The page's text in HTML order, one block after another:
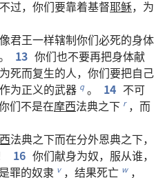
不过， 你们要靠着基督耶稣， 为
像君王一样辖制你们必死的身体
13 你们也不要再把身体献
为死而复生的人， 你们要把自己
作为正义的武器 q 。 14 不可
们不是在摩西法典之下 r ， 而
法典之下而在分外恩典之下，
16 你们献身为奴， 服从谁，
是罪的奴隶 v ， 结果死亡 w ，